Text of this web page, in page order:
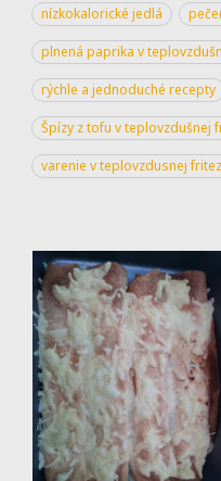
nízkokalorické jedlá
plnená paprika v
rýchle a jednoduché recepty
Špízy z tofu v teplovzdušnej
varenie v teplovzdusnej